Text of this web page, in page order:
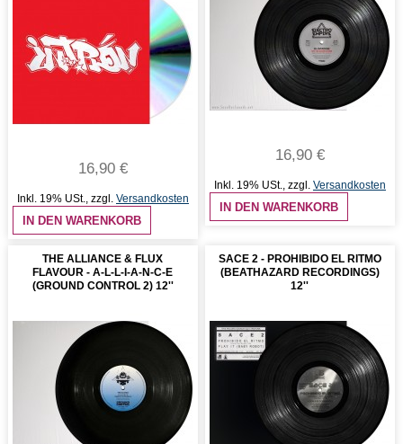
16,90 €
Inkl. 19% USt., zzgl. Versandkosten
IN DEN WARENKORB
16,90 €
Inkl. 19% USt., zzgl. Versandkosten
IN DEN WARENKORB
THE ALLIANCE & FLUX
FLAVOUR - A-L-L-I-A-N-C-E
(GROUND CONTROL 2) 12''
SACE 2 - PROHIBIDO EL RITMO
(BEATHAZARD RECORDINGS)
12''